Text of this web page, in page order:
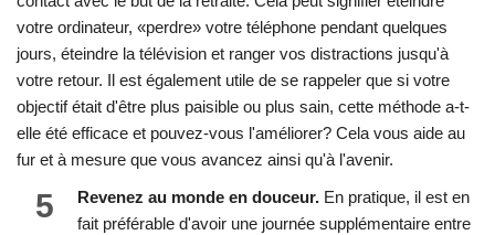
votre ordinateur, «perdre» votre téléphone pendant quelques
jours, éteindre la télévision et ranger vos distractions jusqu'à
votre retour. Il est également utile de se rappeler que si votre
objectif était d'être plus paisible ou plus sain, cette méthode a-t-
elle été efficace et pouvez-vous l'améliorer? Cela vous aide au
fur et à mesure que vous avancez ainsi qu'à l'avenir.
5 Revenez au monde en douceur. En pratique, il est en
fait préférable d'avoir une journée supplémentaire entre